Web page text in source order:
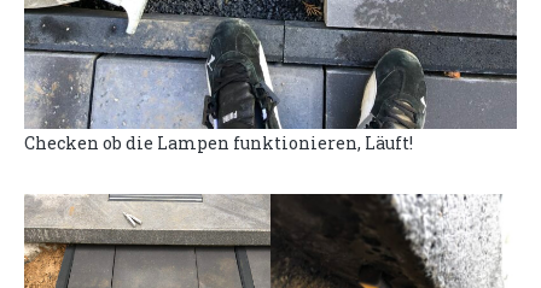
Checken ob die Lampen funktionieren, Läuft!